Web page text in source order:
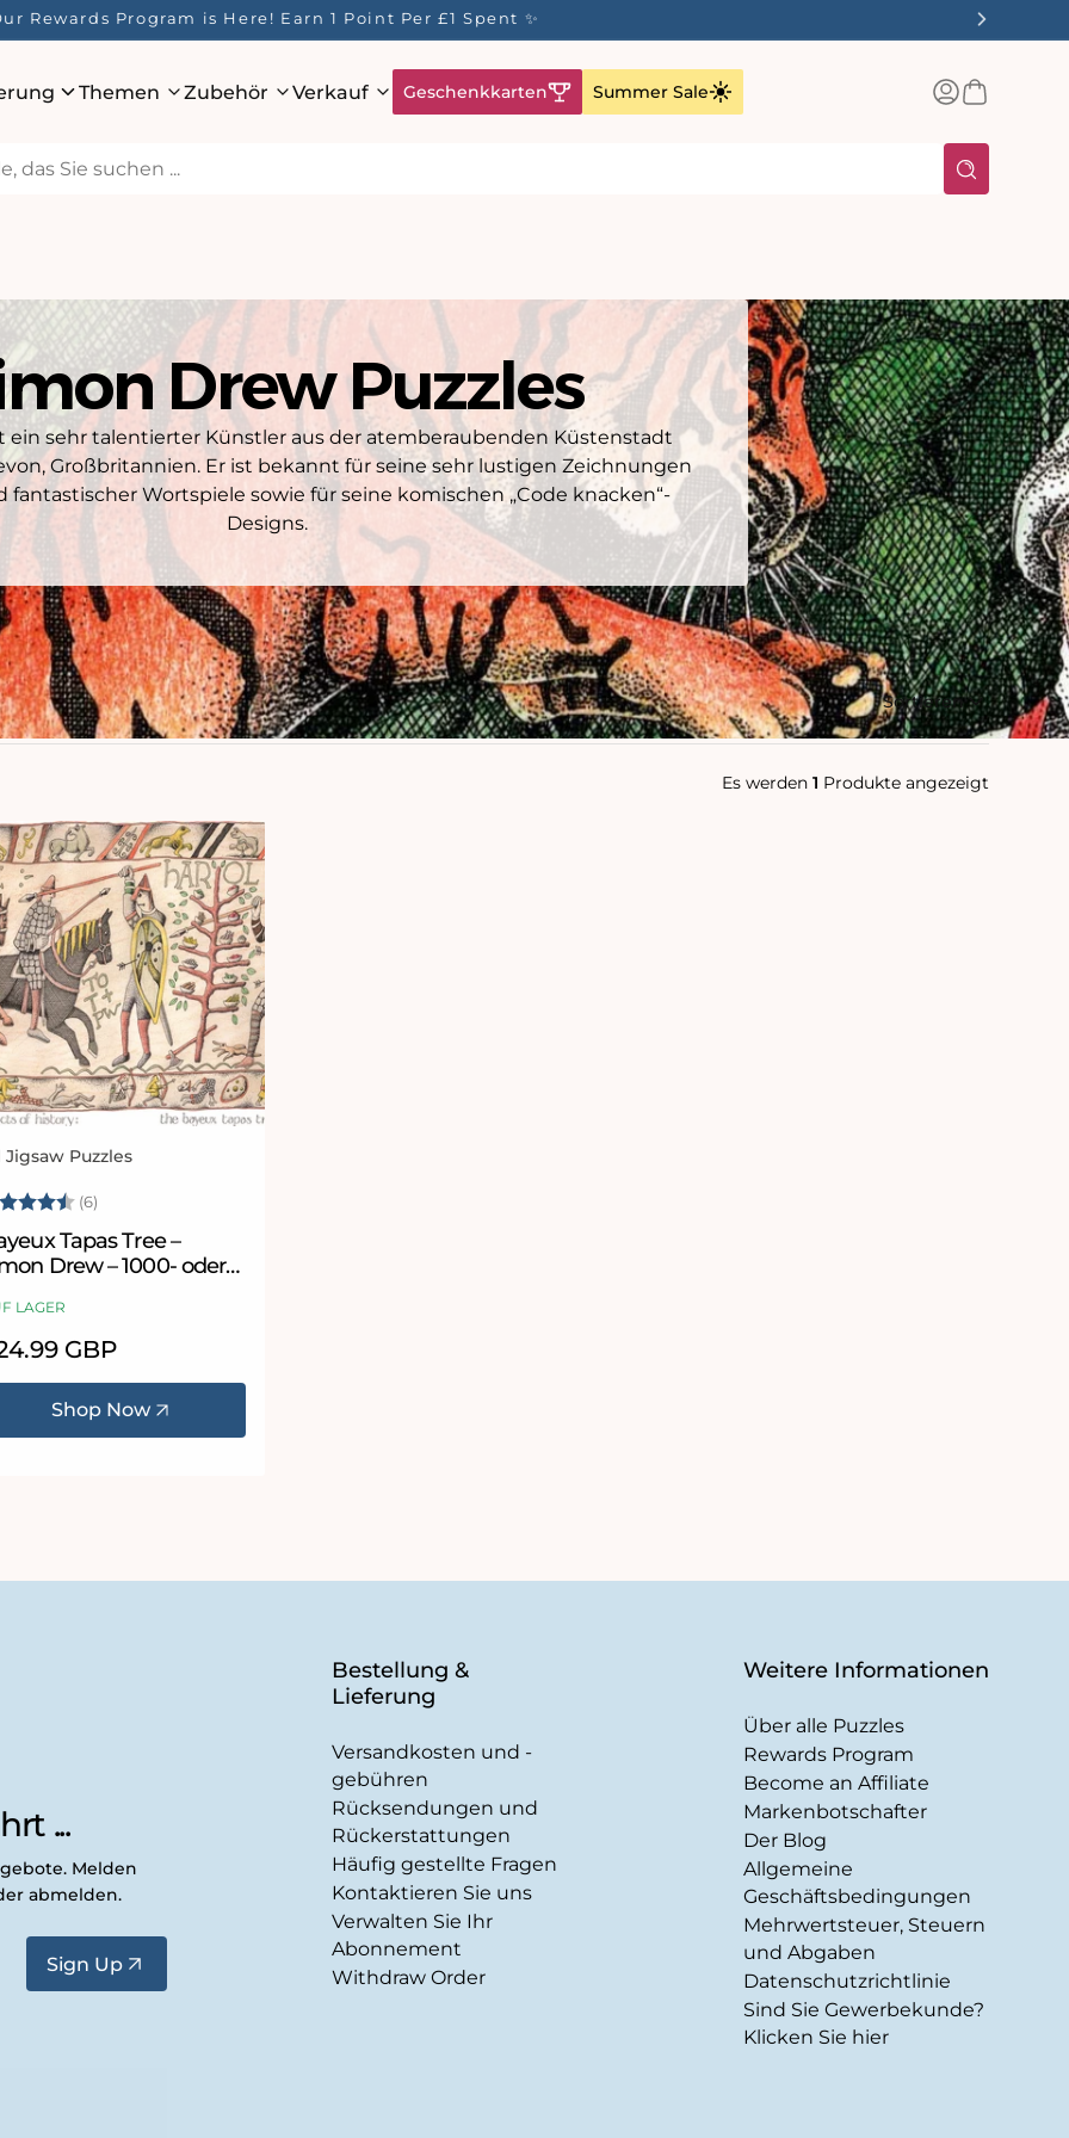
Rewards Program is Here! Earn 1 Point Per £1 Spent ✨
Themen Zubehör Verkauf Geschenkkarten Summer Sale Einloggen
Warenkorb
Drew Puzzles
ein sehr talentierter Künstler aus der atemberaubenden Küstenstadt
Großbritannien. Er ist bekannt für seine sehr lustigen Zeichnungen
fantastischer Wortspiele sowie für seine komischen „Code knacken“-
Designs.
Sortieren
Es werden 1 Produkte angezeigt
Jigsaw Puzzles
(6)
Tapas Tree –
Drew – 1000- oder
LAGER
GBP
Shop Now
...
Melden
abmelden.
Sign Up
Bestellung &
Lieferung
Versandkosten und -
gebühren
Rücksendungen und
Rückerstattungen
Häufig gestellte Fragen
Kontaktieren Sie uns
Verwalten Sie Ihr
Abonnement
Withdraw Order
Weitere Informationen
Über alle Puzzles
Rewards Program
Become an Affiliate
Markenbotschafter
Der Blog
Allgemeine
Geschäftsbedingungen
Mehrwertsteuer, Steuern
und Abgaben
Datenschutzrichtlinie
Sind Sie Gewerbekunde?
Klicken Sie hier